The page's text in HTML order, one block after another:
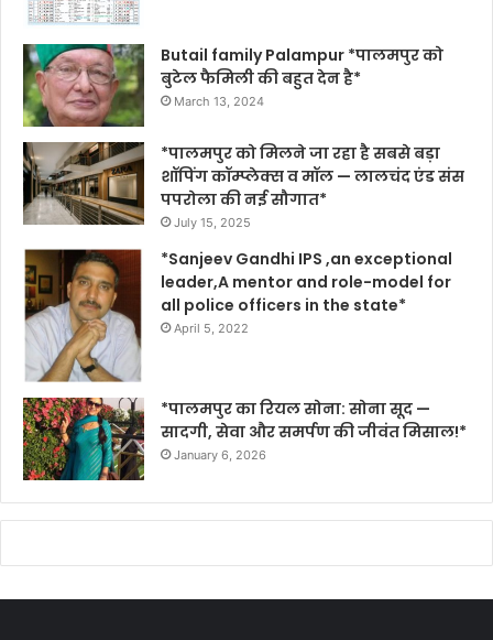
Butail family Palampur *पालमपुर को
बुटेल फैमिली की बहुत देन है*
March 13, 2024
*पालमपुर को मिलने जा रहा है सबसे बड़ा
शॉपिंग कॉम्प्लेक्स व मॉल — लालचंद एंड संस
पपरोला की नई सौगात*
July 15, 2025
*Sanjeev Gandhi IPS ,an exceptional
leader,A mentor and role-model for
all police officers in the state*
April 5, 2022
*पालमपुर का रियल सोना: सोना सूद —
सादगी, सेवा और समर्पण की जीवंत मिसाल!*
January 6, 2026